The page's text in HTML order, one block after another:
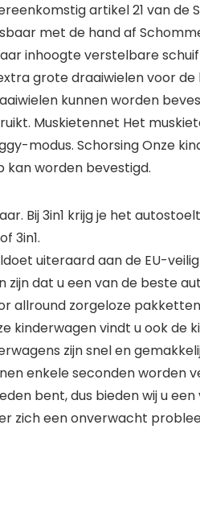
artikel 21 van
met de hand af
inhoogte verstelbare
grote draaiwielen voor
kunnen worden
Muskietennet Het
modus. Schorsing Onze
kan worden bevestigd.
Bij 3in1 krijg je het
3in1.
uiteraard aan de EU-
zijn dat u een van de beste
allround zorgeloze
kinderwagen vindt u ook de
zijn snel en
enkele seconden worden
bent, dus bieden wij u
zich een onverwacht